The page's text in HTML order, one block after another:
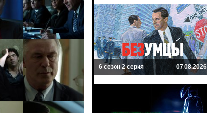
6 сезон 2 серия 07.08.2026